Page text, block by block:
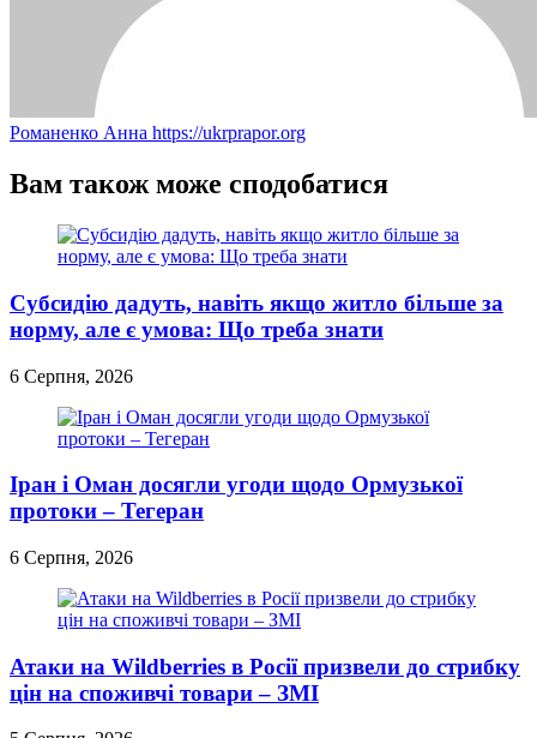
Романенко Анна https://ukrprapor.org
Вам також може сподобатися
Субсидію дадуть, навіть якщо житло більше за
норму, але є умова: Що треба знати
6 Серпня, 2026
Іран і Оман досягли угоди щодо Ормузької
протоки – Тегеран
6 Серпня, 2026
Атаки на Wildberries в Росії призвели до стрибку
цін на споживчі товари – ЗМІ